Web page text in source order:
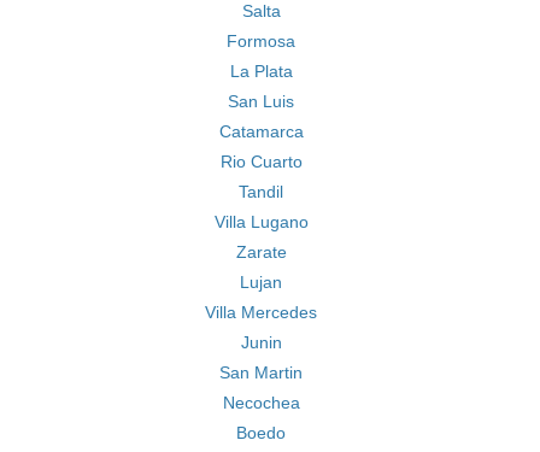
Salta
Formosa
La Plata
San Luis
Catamarca
Rio Cuarto
Tandil
Villa Lugano
Zarate
Lujan
Villa Mercedes
Junin
San Martin
Necochea
Boedo